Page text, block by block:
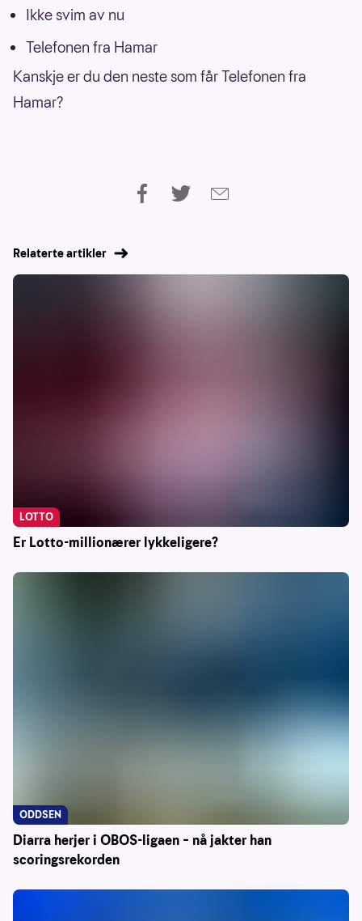
Ikke svim av nu
Telefonen fra Hamar
Kanskje er du den neste som får Telefonen fra
Hamar?
Relaterte artikler
Er Lotto-millionærer lykkeligere?
LOTTO
Diarra herjer i OBOS-ligaen – nå jakter han
scoringsrekorden
ODDSEN